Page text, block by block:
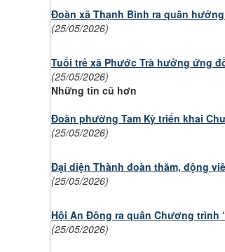
Đoàn xã Thạnh Bình ra quân
(25/05/2026)
Tuổi trẻ xã Phước Trà hưởng ứng
(25/05/2026)
Những tin cũ hơn
Đoàn phường Tam Kỳ triển khai
(25/05/2026)
Đại diện Thành đoàn thăm, động
(25/05/2026)
Hội An Đông ra quân Chương trình
(25/05/2026)